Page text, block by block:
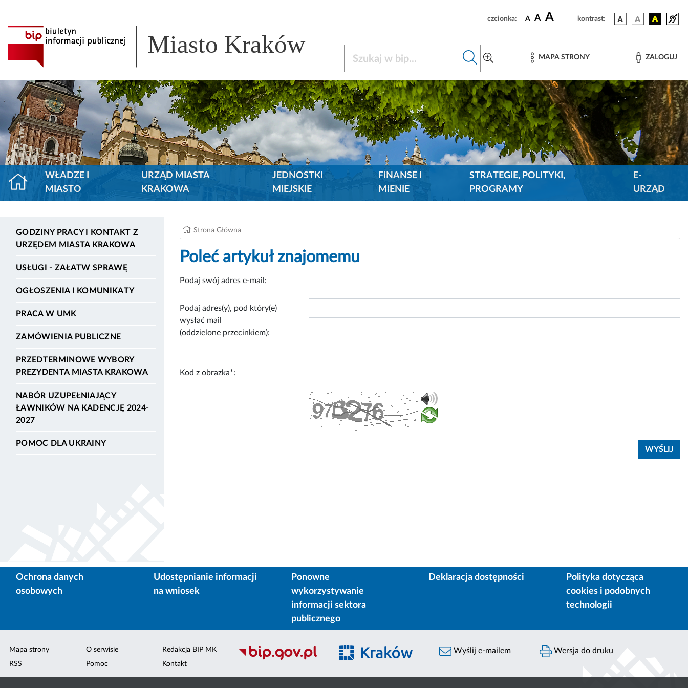
czcionka: A A A kontrast:
Miasto Kraków MAPA STRONY ZALOGUJ
WŁADZE I
MIASTO
URZĄD MIASTA
KRAKOWA
JEDNOSTKI
MIEJSKIE
FINANSE I
MIENIE
STRATEGIE, POLITYKI,
PROGRAMY
E-
URZĄD
GODZINY PRACY I KONTAKT Z
URZĘDEM MIASTA KRAKOWA
USŁUGI - ZAŁATW SPRAWĘ
OGŁOSZENIA I KOMUNIKATY
PRACA W UMK
ZAMÓWIENIA PUBLICZNE
PRZEDTERMINOWE WYBORY
PREZYDENTA MIASTA KRAKOWA
NABÓR UZUPEŁNIAJĄCY
ŁAWNIKÓW NA KADENCJĘ 2024-
2027
POMOC DLA UKRAINY
Strona Główna
Poleć artykuł znajomemu
Podaj swój adres e-mail:
Podaj adres(y), pod który(e)
wysłać mail
(oddzielone przecinkiem):
Kod z obrazka*:
Ochrona danych
osobowych
Udostępnianie informacji
na wniosek
Ponowne
wykorzystywanie
informacji sektora
publicznego
Deklaracja dostępności
Polityka dotycząca
cookies i podobnych
technologii
Mapa strony
RSS
O serwisie
Pomoc
Redakcja BIP MK
Kontakt
Wyślij e-mailem Wersja do druku